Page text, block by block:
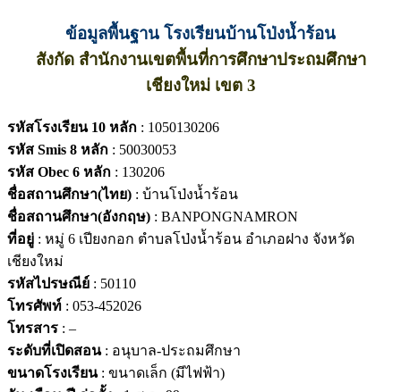
ข้อมูลพื้นฐาน โรงเรียนบ้านโป่งน้ำร้อน
สังกัด สำนักงานเขตพื้นที่การศึกษาประถมศึกษา
เชียงใหม่ เขต 3
รหัสโรงเรียน 10 หลัก : 1050130206
รหัส Smis 8 หลัก : 50030053
รหัส Obec 6 หลัก : 130206
ชื่อสถานศึกษา(ไทย) : บ้านโป่งน้ำร้อน
ชื่อสถานศึกษา(อังกฤษ) : BANPONGNAMRON
ที่อยู่ : หมู่ 6 เปียงกอก ตำบลโป่งน้ำร้อน อำเภอฝาง จังหวัด
เชียงใหม่
รหัสไปรษณีย์ : 50110
โทรศัพท์ : 053-452026
โทรสาร : –
ระดับที่เปิดสอน: อนุบาล-ประถมศึกษา
ขนาดโรงเรียน: ขนาดเล็ก (มีไฟฟ้า)